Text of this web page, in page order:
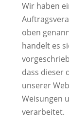
Wir haben
oben
handelt es
dass dieser
unserer
Weisungen
verarbeitet.